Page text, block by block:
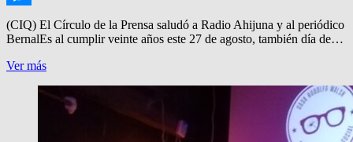
Messenger
(CIQ) El Círculo de la Prensa saludó a Radio Ahijuna y al periódico
BernalEs al cumplir veinte años este 27 de agosto, también día de…
Ver másANIVERSARIOS